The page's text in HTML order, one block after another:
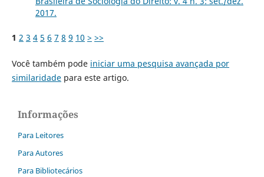
2017.
1 2 3 4 5 6 7 8 9 10 > >>
Você também pode iniciar uma pesquisa avançada por
similaridadepara este artigo.
Informações
Para Leitores
Para Autores
Para Bibliotecários